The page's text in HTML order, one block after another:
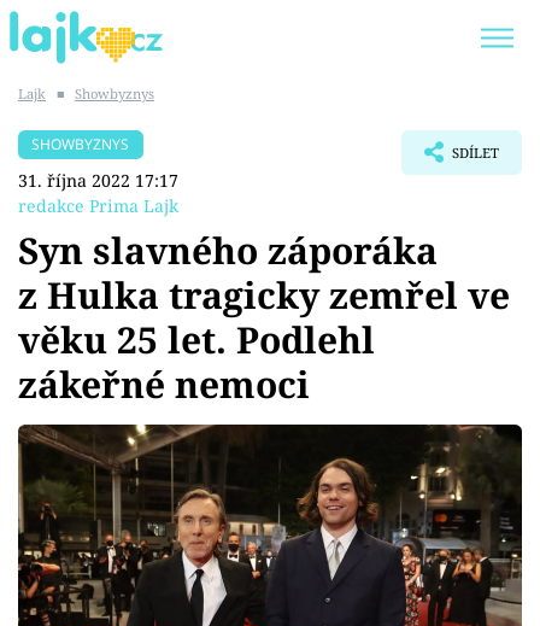
SHOPAHOLICADEL
Témata
Showbyznys
Youtubeři
Virály
Sex a vztahy
Videa
Lajk ■ Showbyznys
SHOWBYZNYS
31. října 2022 17:17
redakce Prima Lajk
SDÍLET
Syn slavného záporáka
z Hulka tragicky zemřel ve
věku 25 let. Podlehl
zákeřné nemoci